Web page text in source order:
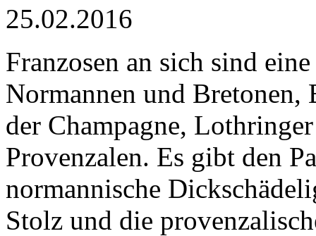
25.02.2016
Franzosen an sich sind
Normannen und Bretonen,
der Champagne,
Provenzalen. Es gibt den
normannische
Stolz und die